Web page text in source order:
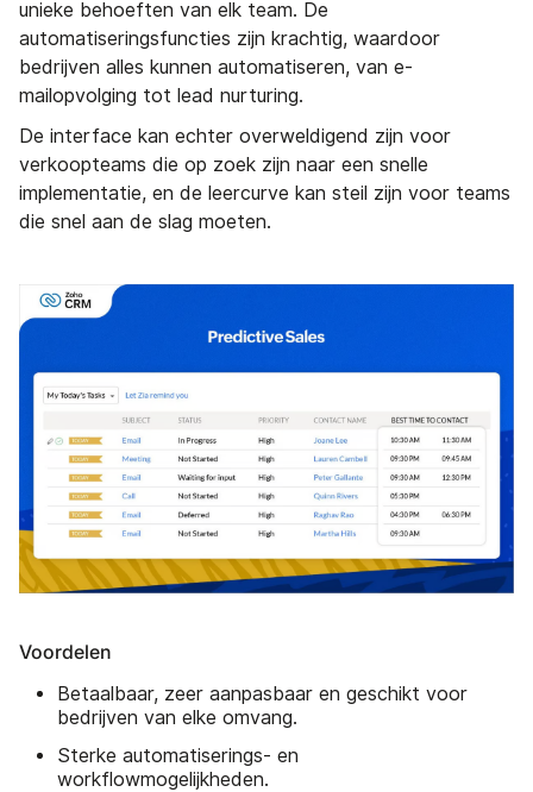
unieke behoeften van elk team. De
automatiseringsfuncties zijn krachtig, waardoor
bedrijven alles kunnen automatiseren, van e-
mailopvolging tot lead nurturing.
De interface kan echter overweldigend zijn voor
verkoopteams die op zoek zijn naar een snelle
implementatie, en de leercurve kan steil zijn voor teams
die snel aan de slag moeten.
Voordelen
Betaalbaar, zeer aanpasbaar en geschikt voor
bedrijven van elke omvang.
Sterke automatiserings- en
workflowmogelijkheden.